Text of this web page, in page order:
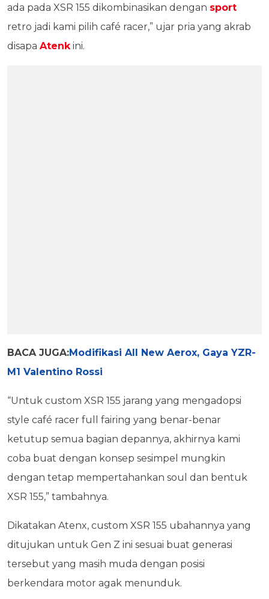
ada pada XSR 155 dikombinasikan dengan sport
retro jadi kami pilih café racer,” ujar pria yang akrab
disapa Atenkini.
BACA JUGA:Modifikasi All New Aerox, Gaya YZR-
M1 Valentino Rossi
“Untuk custom XSR 155 jarang yang mengadopsi
style café racer full fairing yang benar-benar
ketutup semua bagian depannya, akhirnya kami
coba buat dengan konsep sesimpel mungkin
dengan tetap mempertahankan soul dan bentuk
XSR 155,” tambahnya.
Dikatakan Atenx, custom XSR 155 ubahannya yang
ditujukan untuk Gen Z ini sesuai buat generasi
tersebut yang masih muda dengan posisi
berkendara motor agak menunduk.